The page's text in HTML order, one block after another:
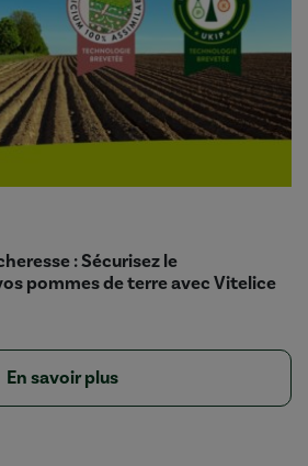
: Sécurisez le
pommes de terre avec Vitelice
En savoir plus